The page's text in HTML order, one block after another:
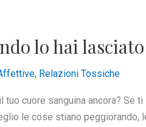
lo hai lasciato
, Relazioni Tossiche
tuo cuore sanguina ancora? Se ti
le cose stiano peggiorando,